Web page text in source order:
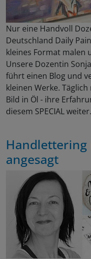
Nur eine Handvoll
Deutschland Daily
kleines Format malen
Unsere Dozentin
führt einen Blog und
kleinen Werke.
Bild in Öl - ihre
diesem SPECIAL weiter.
angesagt